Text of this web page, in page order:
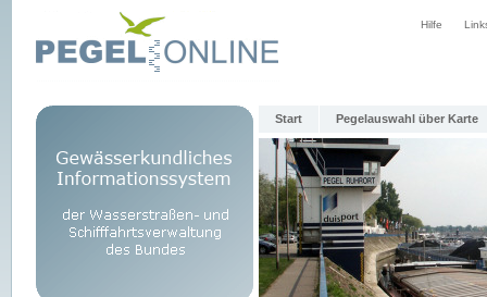
Hilfe
Start Pegelauswahl über Karte